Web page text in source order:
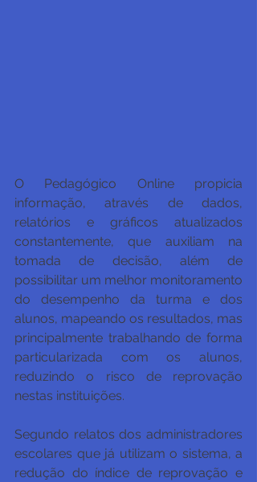
O Pedagógico Online propicia
informação, através de dados,
relatórios e gráficos atualizados
constantemente, que auxiliam na
tomada de decisão, além de
possibilitar um melhor monitoramento
do desempenho da turma e dos
alunos, mapeando os resultados, mas
principalmente trabalhando de forma
particularizada com os alunos,
reduzindo o risco de reprovação
nestas instituições.
Segundo relatos dos administradores
escolares que já utilizam o sistema, a
redução do índice de reprovação e